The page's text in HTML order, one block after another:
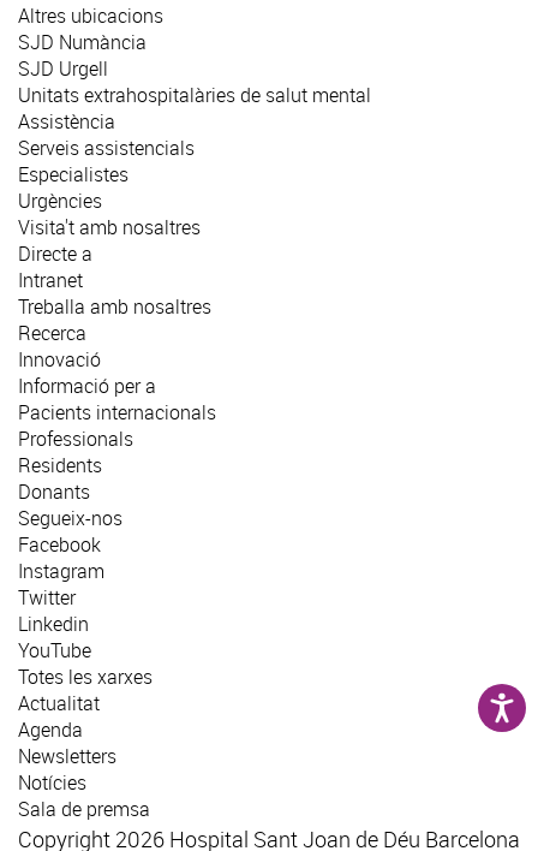
Altres ubicacions
SJD Numància
SJD Urgell
Unitats extrahospitalàries de salut mental
Assistència
Serveis assistencials
Especialistes
Urgències
Visita't amb nosaltres
Directe a
Intranet
Treballa amb nosaltres
Recerca
Innovació
Informació per a
Pacients internacionals
Professionals
Residents
Donants
Segueix-nos
Facebook
Instagram
Twitter
Linkedin
YouTube
Totes les xarxes
Actualitat
Agenda
Newsletters
Notícies
Sala de premsa
Copyright 2026 Hospital Sant Joan de Déu Barcelona